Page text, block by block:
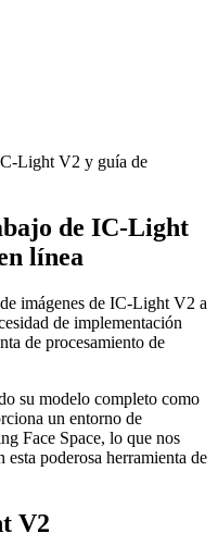
Light V2 y guía de
de IC-Light
línea
imágenes de IC-Light V2 a
de implementación
de procesamiento de
su modelo completo como
un entorno de
Face Space, lo que nos
poderosa herramienta de
V2